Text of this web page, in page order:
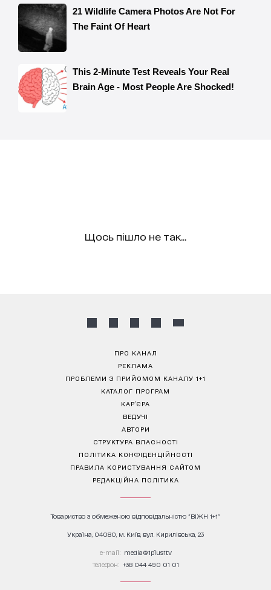
Щось пішло не так...
ПРО КАНАЛ
РЕКЛАМА
ПРОБЛЕМИ З ПРИЙОМОМ КАНАЛУ 1+1
КАТАЛОГ ПРОГРАМ
КАР’ЄРА
ВЕДУЧІ
АВТОРИ
СТРУКТУРА ВЛАСНОСТІ
ПОЛІТИКА КОНФІДЕНЦІЙНОСТІ
ПРАВИЛА КОРИСТУВАННЯ САЙТОМ
РЕДАКЦІЙНА ПОЛІТИКА
Товариство з обмеженою відповідальністю "ВІЖН 1+1"
Україна, 04080, м. Київ, вул. Кирилівська, 23
е-mail: media@1plus1.tv
Телефон: +38 044 490 01 01